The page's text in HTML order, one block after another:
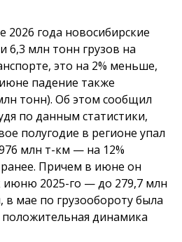
2026 года новосибирские
6,3 млн тонн грузов на
это на 2% меньше,
падение также
тонн). Об этом сообщил
по данным статистики,
полугодие в регионе упал
млн т-км — на 12%
Причем в июне он
июню 2025-го — до 279,7 млн
в мае по грузообороту была
положительная динамика